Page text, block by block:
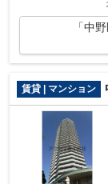
「中
賃貸 | マンション